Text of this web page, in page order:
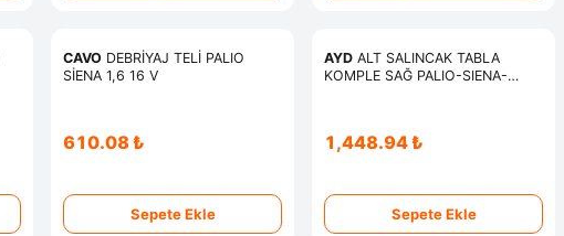
CAVO DEBRİYAJ TELİ PALIO
SİENA 1,6 16 V
610.08 ₺
Sepete Ekle
AYD ALT SALINCAK TABLA
KOMPLE SAĞ PALIO-SIENA-
1,448.94 ₺
Sepete Ekle